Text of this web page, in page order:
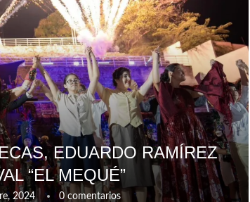
EDUARDO RAMÍREZ
“EL MEQUÉ”
2024 0 comentarios